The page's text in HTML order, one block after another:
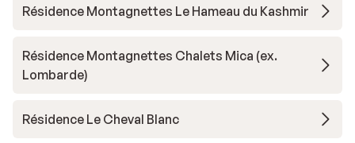
Résidence Montagnettes Le Hameau du Kashmir
Résidence Montagnettes Chalets Mica (ex.
Lombarde)
Résidence Le Cheval Blanc